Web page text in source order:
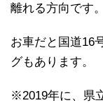
離れる方向です。
お車だと国道16
グもあります。
※2019年に、県